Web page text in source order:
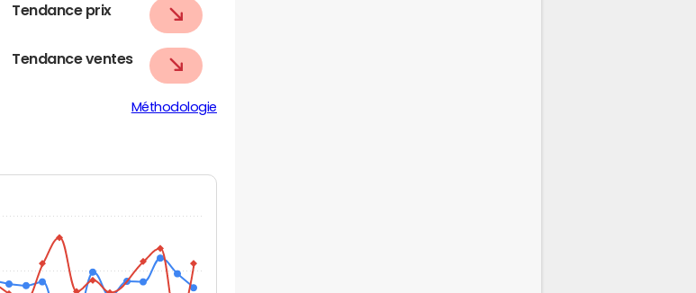
Tendance prix
Tendance ventes
Méthodologie